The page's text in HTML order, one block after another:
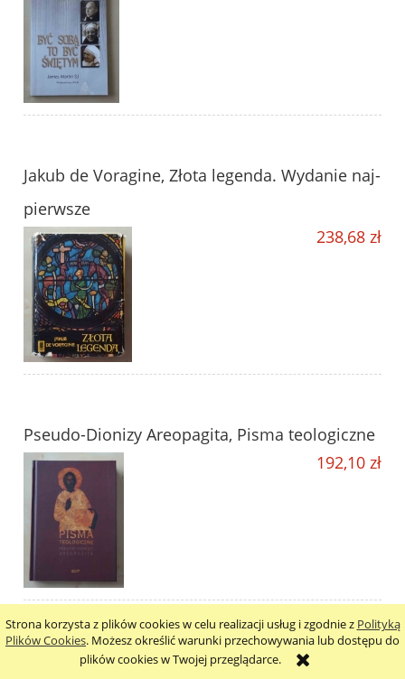
Strona korzysta z plików cookies w celu realizacji usług i zgodnie z Polityką
Plików Cookies. Możesz określić warunki przechowywania lub dostępu do
plików cookies w Twojej przeglądarce.
Jakub de Voragine, Złota legenda. Wydanie naj-
pierwsze
238,68 zł
Pseudo-Dionizy Areopagita, Pisma teologiczne
192,10 zł
Bernhard Haring, Moralność jest dla ludzi